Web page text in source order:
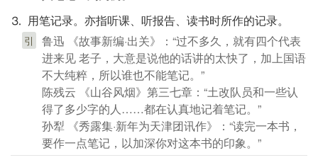
⒊ 用笔记录。亦指听课、听报告、读书时所作的记录。
引
鲁迅 《故事新编·出关》：“过不多久，就有四个代表
进来见 老子，大意是说他的话讲的太快了，加上国语
不大纯粹，所以谁也不能笔记。”
陈残云 《山谷风烟》第三七章：“土改队员和一些认
得了多少字的人……都在认真地记着笔记。”
孙犁 《秀露集·新年为天津团讯作》：“读完一本书，
要作一点笔记，以加深你对这本书的印象。”